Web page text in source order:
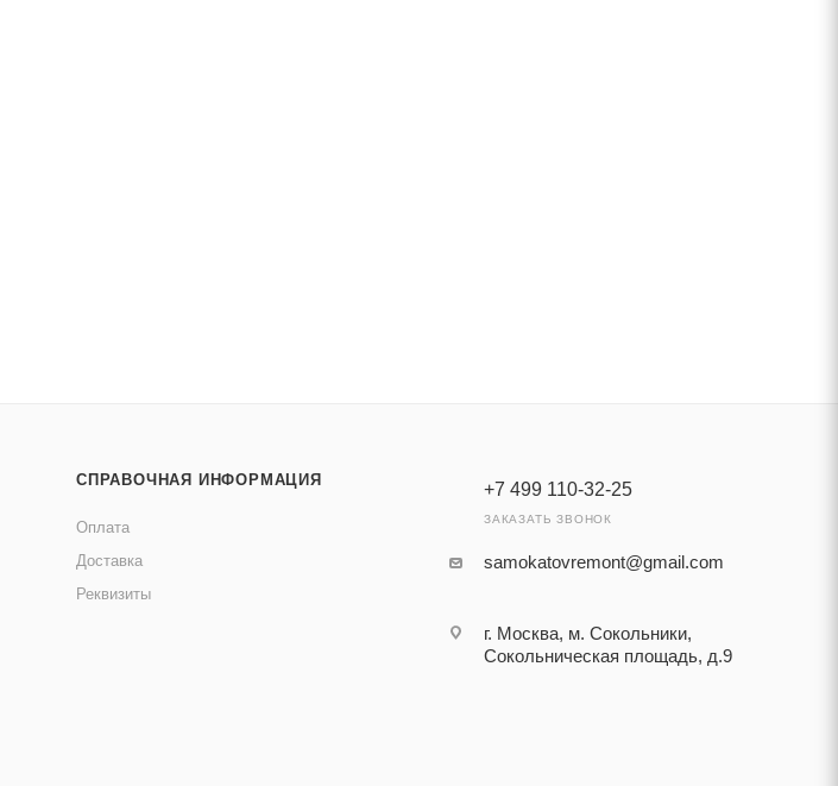
СПРАВОЧНАЯ ИНФОРМАЦИЯ
Оплата
Доставка
Реквизиты
+7 499 110-32-25
ЗАКАЗАТЬ ЗВОНОК
samokatovremont@gmail.com
г. Москва, м. Сокольники,
Сокольническая площадь, д.9